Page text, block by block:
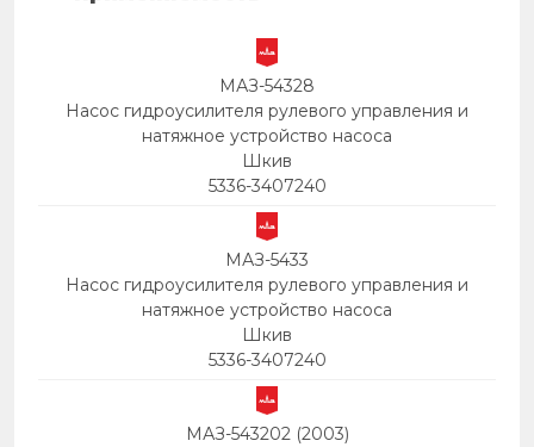
МАЗ-54328
Насос гидроусилителя рулевого управления и
натяжное устройство насоса
Шкив
5336-3407240
МАЗ-5433
Насос гидроусилителя рулевого управления и
натяжное устройство насоса
Шкив
5336-3407240
МАЗ-543202 (2003)